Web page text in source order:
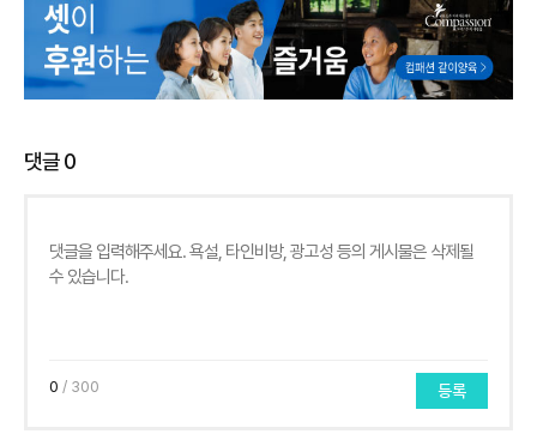
댓글0
0 / 300 등록